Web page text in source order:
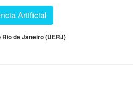
Artificial
de Janeiro (UERJ)